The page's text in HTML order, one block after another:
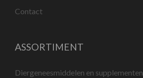
Contact
ASSORTIMENT
Diergeneesmiddelen en supplementen